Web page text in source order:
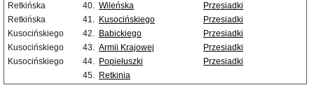
Retkińska
40. Wileńska
Przesiadki
Retkińska
41. Kusocińskiego
Przesiadki
Kusocińskiego
42. Babickiego
Przesiadki
Kusocińskiego
43. Armii Krajowej
Przesiadki
Kusocińskiego
44. Popiełuszki
Przesiadki
45. Retkinia